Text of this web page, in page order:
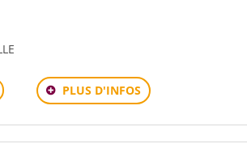
PLUS D'INFOS